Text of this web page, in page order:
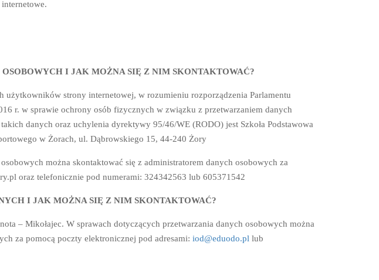
I JAK MOŻNA SIĘ Z NIM SKONTAKTOWAĆ?
użytkowników strony internetowej, w rozumieniu rozporządzenia Parlamentu
r. w sprawie ochrony osób fizycznych w związku z przetwarzaniem danych
danych oraz uchylenia dyrektywy 95/46/WE (RODO) jest Szkoła Podstawowa
w Żorach, ul. Dąbrowskiego 15, 44-240 Żory
można skontaktować się z administratorem danych osobowych za
oraz telefonicznie pod numerami: 324342563 lub 605371542
I JAK MOŻNA SIĘ Z NIM SKONTAKTOWAĆ?
– Mikołajec. W sprawach dotyczących przetwarzania danych osobowych można
za pomocą poczty elektronicznej pod adresami: iod@eduodo.pl lub